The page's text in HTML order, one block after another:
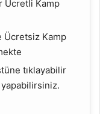
Ücretli Kamp
Kamp
tıklayabilir
yapabilirsiniz.